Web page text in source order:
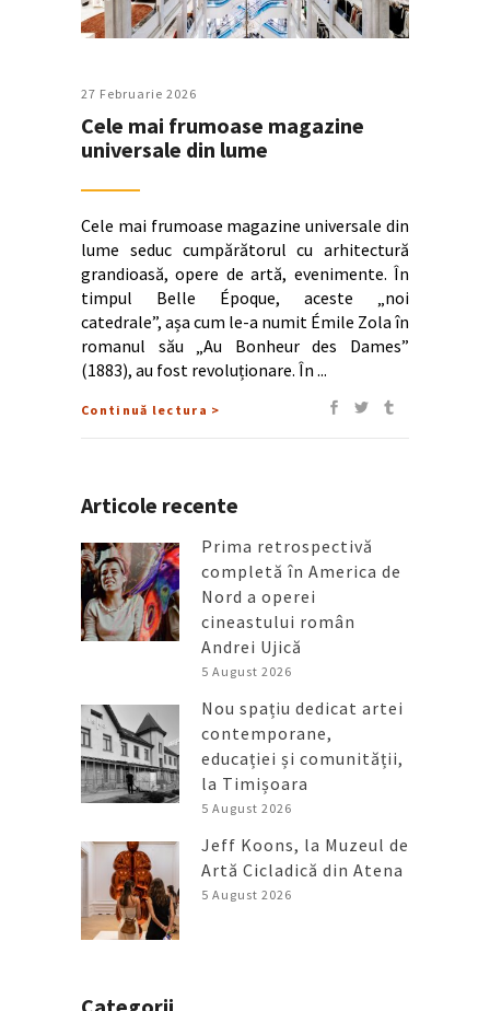
27 Februarie 2026
Cele mai frumoase magazine
universale din lume
Cele mai frumoase magazine universale din
lume seduc cumpărătorul cu arhitectură
grandioasă, opere de artă, evenimente. În
timpul Belle Époque, aceste „noi
catedrale”, așa cum le-a numit Émile Zola în
romanul său „Au Bonheur des Dames”
(1883), au fost revoluționare. În
Continuă lectura >
Articole recente
Prima retrospectivă
completă în America de
Nord a operei
cineastului român
Andrei Ujică
5 August 2026
Nou spațiu dedicat artei
contemporane,
educației și comunității,
la Timișoara
5 August 2026
Jeff Koons, la Muzeul de
Artă Cicladică din Atena
5 August 2026